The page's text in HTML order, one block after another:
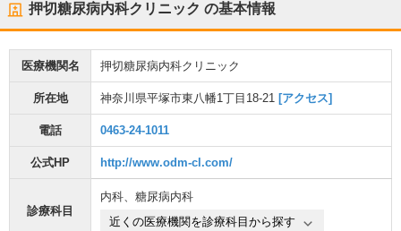
押切糖尿病内科クリニック の基本情報
医療機関名 押切糖尿病内科クリニック
所在地 神奈川県平塚市東八幡1丁目18-21 [アクセス]
電話 0463-24-1011
公式HP http://www.odm-cl.com/
診療科目
内科、 糖尿病内科
近くの医療機関を診療科目から探す